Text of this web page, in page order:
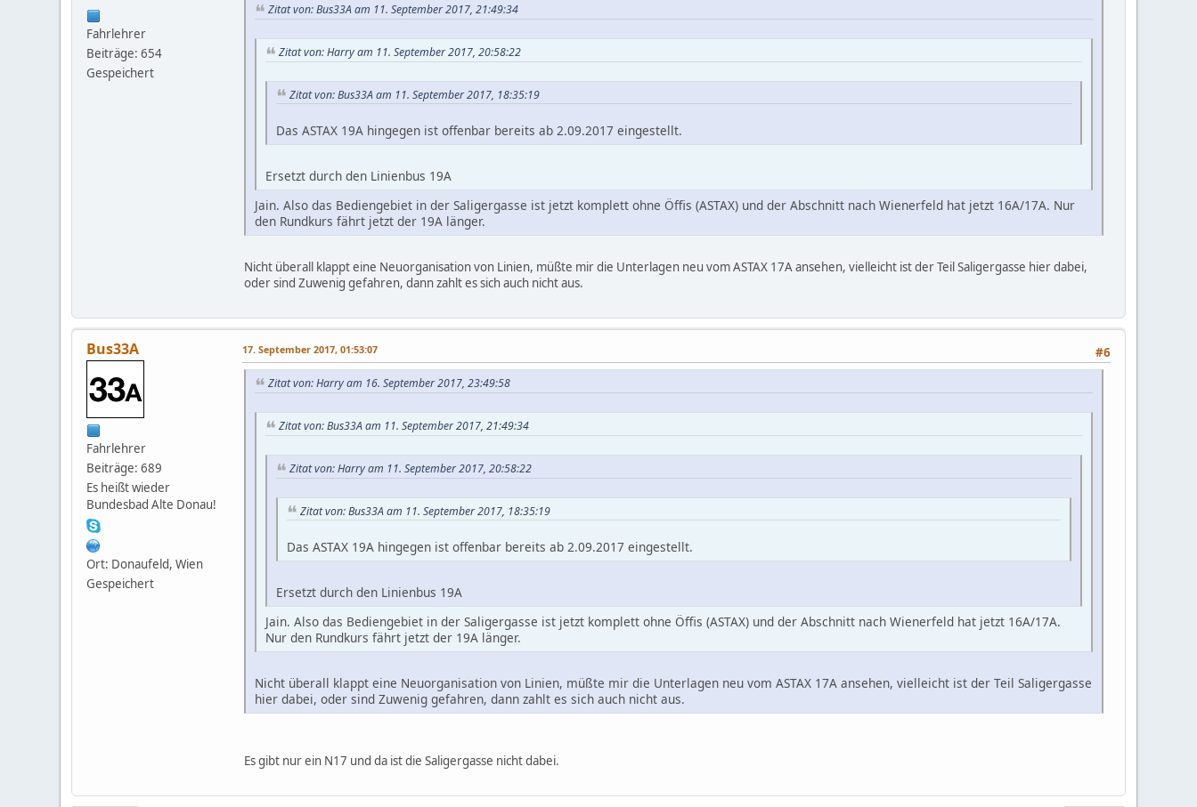
Fahrlehrer
Beiträge: 654
Gespeichert
Zitat von: Bus33A am 11. September 2017, 21:49:34
Zitat von: Harry am 11. September 2017, 20:58:22
Zitat von: Bus33A am 11. September 2017, 18:35:19
Das ASTAX 19A hingegen ist offenbar bereits ab 2.09.2017 eingestellt.
Ersetzt durch den Linienbus 19A
Jain. Also das Bediengebiet in der Saligergasse ist jetzt komplett ohne Öffis (ASTAX) und der Abschnitt nach Wienerfeld hat jetzt 16A/17A. Nur
den Rundkurs fährt jetzt der 19A länger.
Nicht überall klappt eine Neuorganisation von Linien, müßte mir die Unterlagen neu vom ASTAX 17A ansehen, vielleicht ist der Teil Saligergasse hier dabei,
oder sind Zuwenig gefahren, dann zahlt es sich auch nicht aus.
Bus33A
Fahrlehrer
Beiträge: 689
Es heißt wieder
Bundesbad Alte Donau!
Ort: Donaufeld, Wien
Gespeichert
#6
17. September 2017, 01:53:07
Zitat von: Harry am 16. September 2017, 23:49:58
Zitat von: Bus33A am 11. September 2017, 21:49:34
Zitat von: Harry am 11. September 2017, 20:58:22
Zitat von: Bus33A am 11. September 2017, 18:35:19
Das ASTAX 19A hingegen ist offenbar bereits ab 2.09.2017 eingestellt.
Ersetzt durch den Linienbus 19A
Jain. Also das Bediengebiet in der Saligergasse ist jetzt komplett ohne Öffis (ASTAX) und der Abschnitt nach Wienerfeld hat jetzt 16A/17A.
Nur den Rundkurs fährt jetzt der 19A länger.
Nicht überall klappt eine Neuorganisation von Linien, müßte mir die Unterlagen neu vom ASTAX 17A ansehen, vielleicht ist der Teil Saligergasse
hier dabei, oder sind Zuwenig gefahren, dann zahlt es sich auch nicht aus.
Es gibt nur ein N17 und da ist die Saligergasse nicht dabei.